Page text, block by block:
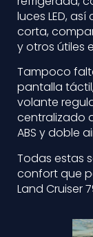
luces LED,
corta,
y otros útiles
Tampoco
pantalla
volante
centralizado
ABS y doble
Todas estas
confort que
Land Cruiser